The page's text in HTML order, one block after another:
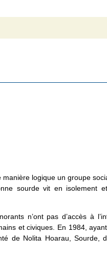
logique un groupe
sourde vit en isolement
n’ont pas d’accès à
et civiques. En 1984,
de Nolita Hoarau, Sourde,